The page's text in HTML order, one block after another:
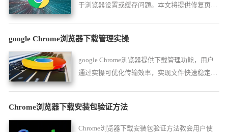
于浏览器设置或缓存问题。本文将提供修复页面
google Chrome浏览器下载管理实操
google Chrome浏览器提供下载管理功能，用户
通过实操可优化传输效率，实现文件快速稳定下
Chrome浏览器下载安装包验证方法
Chrome浏览器下载安装包验证方法教会用户使